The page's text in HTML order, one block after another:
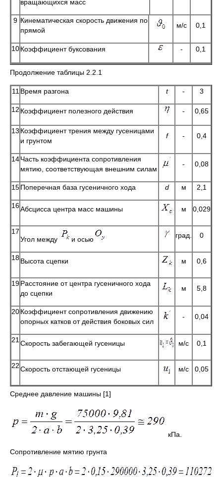
вращающихся масс
9 Кинематическая скорость движения по
прямой
м/c 0,1
10Коэффициент буксования - 0,1
Продолжение таблицы 2.2.1
11 Время разгона t - 3
12 Коэффициент полезного действия - 0,65
13 Коэффициент трения между гусеницами
и грунтом
f - 0,4
14Часть коэффициента сопротивления
мятию, соответствующая внешним силам
- 0,08
15Поперечная база гусеничного хода d м 2,1
16Абсцисса центра масс машины м 0,029
17
Угол между
и осью град. 0
18Высота сцепки м 0,6
19Расстояние от центра гусеничного хода
до сцепки
м 5,8
20Коэффициент сопротивления движению
опорных катков от действия боковых сил
- 0,04
21 Скорость забегающей гусеницы м/c 0,1
22Скорость отстающей гусеницы м/c 0,05
Среднее давление машины [1]
кПа.
Сопротивление мятию грунта